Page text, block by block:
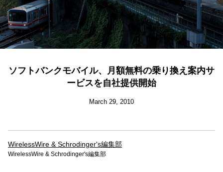
ソフトバンクモバイル、月額無料の乗り換え案内サ
ービスを自社提供開始
March 29, 2010
WirelessWire & Schrodinger's編集部
WirelessWire & Schrodinger's編集部